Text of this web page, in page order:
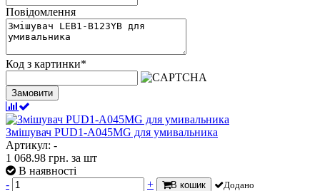
Повідомлення
Код з картинки*
Замовити
Змішувач PUD1-A045MG для умивальника
Артикул: -
1 068.98 грн. за шт
В наявності
-
+ В кошик Додано